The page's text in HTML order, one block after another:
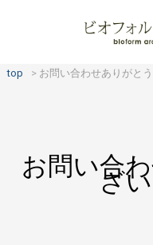
top お問い合わせありがとう
お問い合
ざ